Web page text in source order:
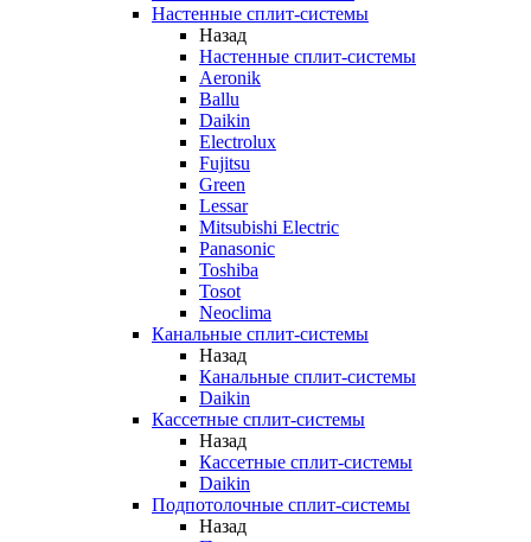
Настенные сплит-системы
Назад
Настенные сплит-системы
Aeronik
Ballu
Daikin
Electrolux
Fujitsu
Green
Lessar
Mitsubishi Electric
Panasonic
Toshiba
Tosot
Neoclima
Канальные сплит-системы
Назад
Канальные сплит-системы
Daikin
Кассетные сплит-системы
Назад
Кассетные сплит-системы
Daikin
Подпотолочные сплит-системы
Назад